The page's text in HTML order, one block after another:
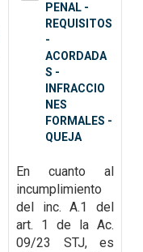
PENAL -
REQUISITOS
-
ACORDADA
S -
INFRACCIO
NES
FORMALES -
QUEJA
En cuanto al
incumplimiento
del inc. A.1 del
art. 1 de la Ac.
09/23 STJ, es